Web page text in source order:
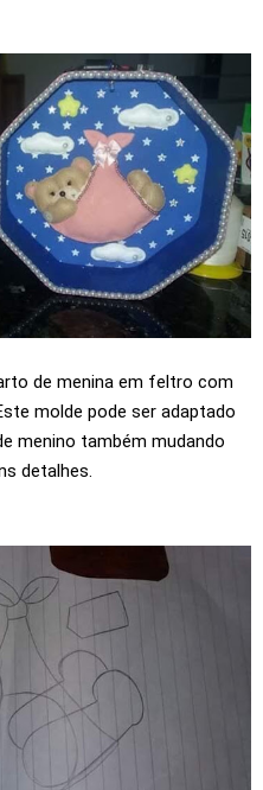
de menina em feltro com
molde pode ser adaptado
menino também mudando
detalhes.